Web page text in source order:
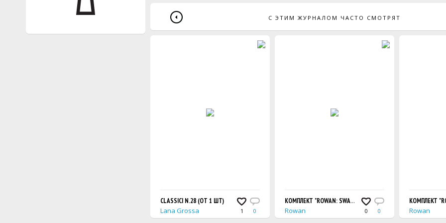
С ЭТИМ ЖУРНАЛОМ ЧАСТО СМОТРЯТ
1 0
CLASSICI N.28 (ОТ 1 ШТ)
Lana Grossa 0 0
КОМПЛЕКТ "ROWAN: SWAROVSKI EVENING", AW2015/16
Rowan
КОМПЛЕКТ
Rowan